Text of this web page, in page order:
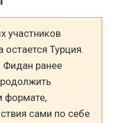
участников
Турция.
Фидан ранее
формате,
сами по себе